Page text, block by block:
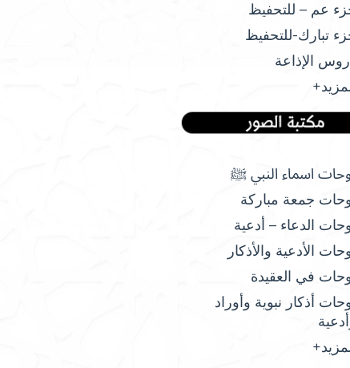
عم – للتحفيظ
تبارك-للتحفيظ
الإذاعة
اسماء النبي ﷺ
جمعة مباركة
الدعاء – أدعية
الأدعية والأذكار
في العقيدة
أذكار نبوية وأوراد